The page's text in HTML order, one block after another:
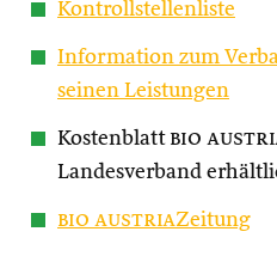
Kontrollstellenliste
Information zum
seinen Leistungen
Kostenblatt bio
Landesverband
bio austriaZeitung